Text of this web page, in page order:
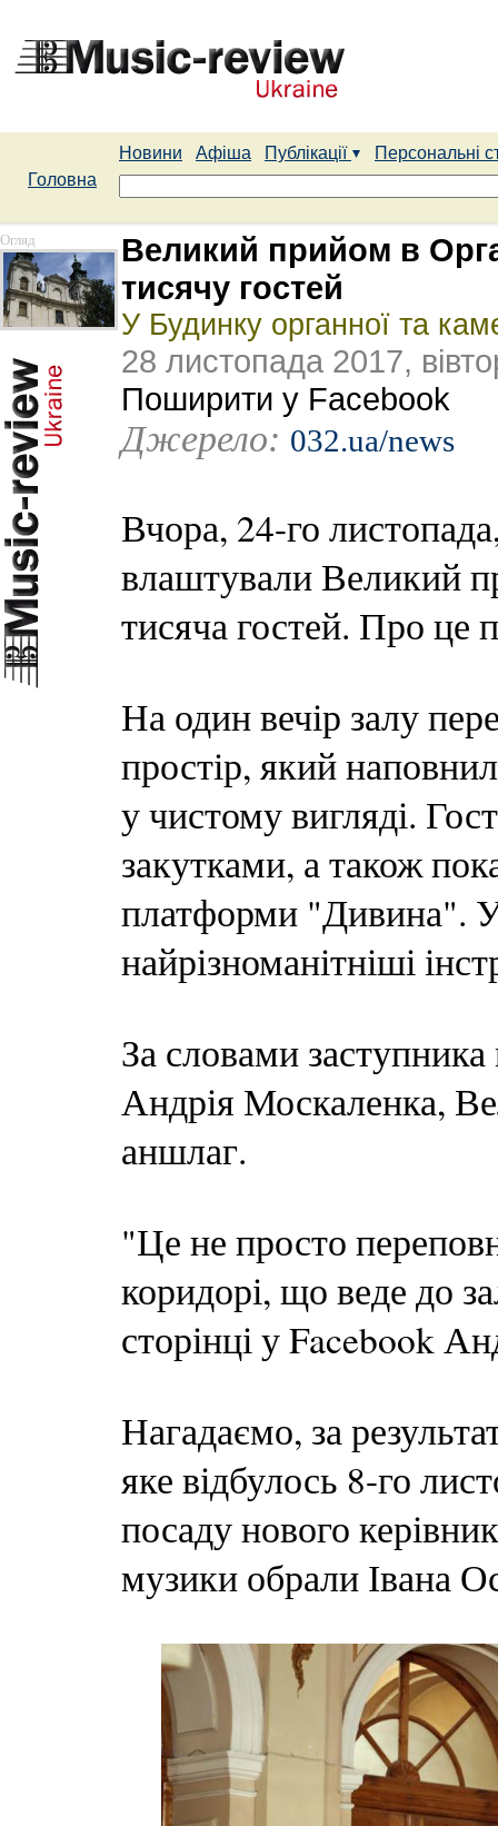
Новини Афіша Публікації
Персональні
Головна
Огляд
Великий прийом в
тисячу гостей
У Будинку органної та
28 листопада 2017,
Поширити у Facebook
Джерело: 032.ua/news
Вчора, 24-го
влаштували Великий
тисяча гостей. Про це
На один вечір залу
простір, який
у чистому вигляді.
закутками, а також
платформи "Дивина".
найрізноманітніші
За словами
Андрія Москаленка,
аншлаг.
"Це не просто
коридорі, що веде до
сторінці у Facebook
Нагадаємо, за
яке відбулось 8-го
посаду нового
музики обрали Івана